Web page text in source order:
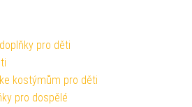
pro děti
kostýmům pro děti
pro dospělé